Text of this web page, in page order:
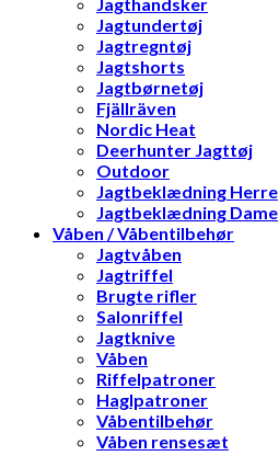
Jagthandsker
Jagtundertøj
Jagtregntøj
Jagtshorts
Jagtbørnetøj
Fjällräven
Nordic Heat
Deerhunter Jagttøj
Outdoor
Jagtbeklædning Herre
Jagtbeklædning Dame
Våben / Våbentilbehør
Jagtvåben
Jagtriffel
Brugte rifler
Salonriffel
Jagtknive
Våben
Riffelpatroner
Haglpatroner
Våbentilbehør
Våben rensesæt